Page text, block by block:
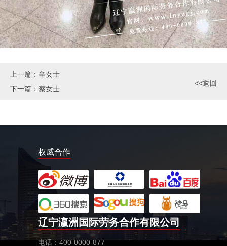
上一篇： 辛女士
下一篇： 蔡女士
<<返回
权威合作
辽宁瀛洲国际劳务合作有限公司
电话：400-0000-877